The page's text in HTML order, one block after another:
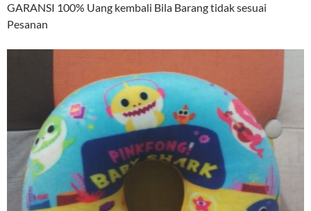
GARANSI 100% Uang kembali Bila Barang tidak sesuai
Pesanan